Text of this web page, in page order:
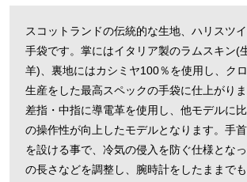
スコットランドの伝統的な生地、ハリスツ
手袋です。掌にはイタリア製のラムスキン(
羊)、裏地にはカシミヤ100％を使用し、ク
生産をした最高スペックの手袋に仕上がり
差指・中指に導電革を使用し、他モデルに
の操作性が向上したモデルとなります。手
を設ける事で、冷気の侵入を防ぐ仕様とな
の長さなどを調整し、腕時計をしたままで